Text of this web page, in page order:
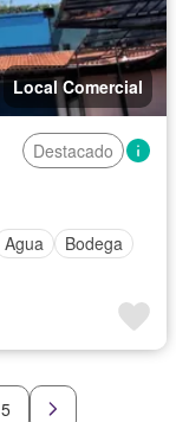
Local Comercial
Destacado
Agua
Bodega
5